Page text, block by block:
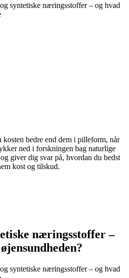
syntetiske næringsstoffer – og hvad
bedre end dem i pilleform, når
ned i forskningen bag naturlige
giver dig svar på, hvordan du bedst
kost og tilskud.
næringsstoffer –
syntetiske næringsstoffer – og hvad